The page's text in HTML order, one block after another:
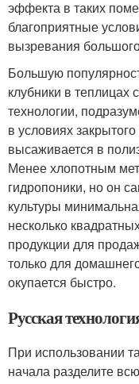
эффекта в таких
благоприятные
вызревания
Большую
клубники в теплицах
технологии,
в условиях
высаживается в
Менее хлопотным
гидропоники, но он
культуры
несколько
продукции для
только для
окупается быстро.
Русская
При использовании
начала разделите